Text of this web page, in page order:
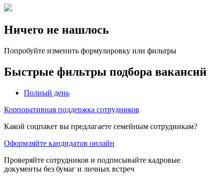
Ничего не нашлось
Попробуйте изменить формулировку или фильтры
Быстрые фильтры подбора вакансий
Полный день
Корпоративная поддержка сотрудников
Какой соцпакет вы предлагаете семейным сотрудникам?
Оформляйте кандидатов онлайн
Проверяйте сотрудников и подписывайте кадровые
документы без бумаг и личных встреч